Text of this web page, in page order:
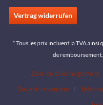
Vertrag widerrufen
* Tous les prix incluent la TVA ainsi
de
Zone de téléchargement
Devenir revendeur